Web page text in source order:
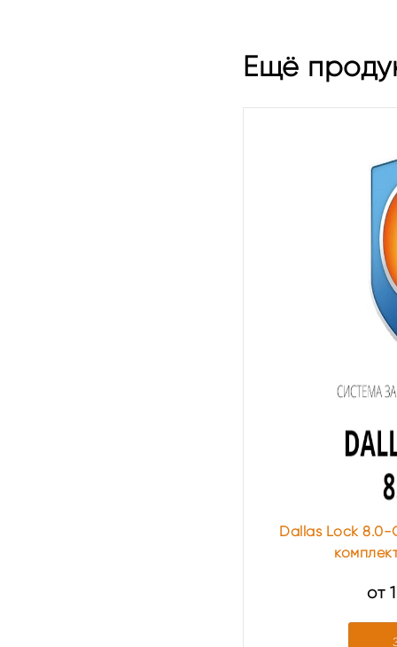
Ещё
Dallas Lock
от